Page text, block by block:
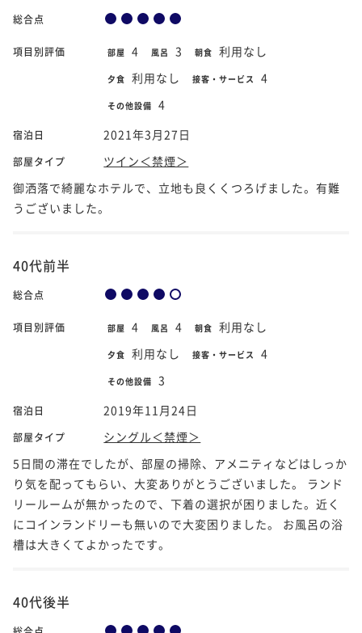
総合点
項目別評価 部屋 4 風呂 3 朝食 利用なし
夕食 利用なし 接客・サービス 4
その他設備 4
宿泊日 2021年3月27日
部屋タイプ
ツイン＜禁煙＞
御洒落で綺麗なホテルで、立地も良くくつろげました。有難
うございました。
40代前半
総合点
項目別評価 部屋 4 風呂 4 朝食 利用なし
夕食 利用なし 接客・サービス 4
その他設備 3
宿泊日 2019年11月24日
部屋タイプ
シングル＜禁煙＞
5日間の滞在でしたが、部屋の掃除、アメニティなどはしっか
り気を配ってもらい、大変ありがとうございました。 ランド
リールームが無かったので、下着の選択が困りました。近く
にコインランドリーも無いので大変困りました。 お風呂の浴
槽は大きくてよかったです。
40代後半